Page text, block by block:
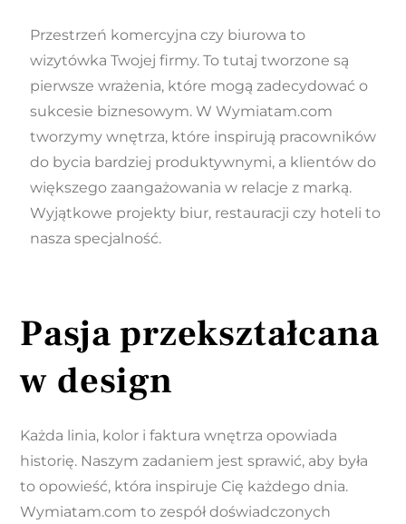
Przestrzeń komercyjna czy biurowa to
wizytówka Twojej firmy. To tutaj tworzone są
pierwsze wrażenia, które mogą zadecydować o
sukcesie biznesowym. W Wymiatam.com
tworzymy wnętrza, które inspirują pracowników
do bycia bardziej produktywnymi, a klientów do
większego zaangażowania w relacje z marką.
Wyjątkowe projekty biur, restauracji czy hoteli to
nasza specjalność.
Pasja przekształcana
w design
Każda linia, kolor i faktura wnętrza opowiada
historię. Naszym zadaniem jest sprawić, aby była
to opowieść, która inspiruje Cię każdego dnia.
Wymiatam.com to zespół doświadczonych